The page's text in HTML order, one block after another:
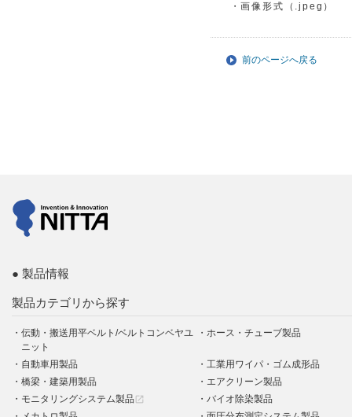
・画像形式（.jpeg）
前のページへ戻る
製品情報
製品カテゴリから探す
伝動・搬送用平ベルト/ベルトコンベヤユ
ニット
ホース・チューブ製品
自動車用製品
工業用ワイパ・ゴム成形品
橋梁・建築用製品
エアクリーン製品
モニタリングシステム製品 open_in_new
バイオ除染製品